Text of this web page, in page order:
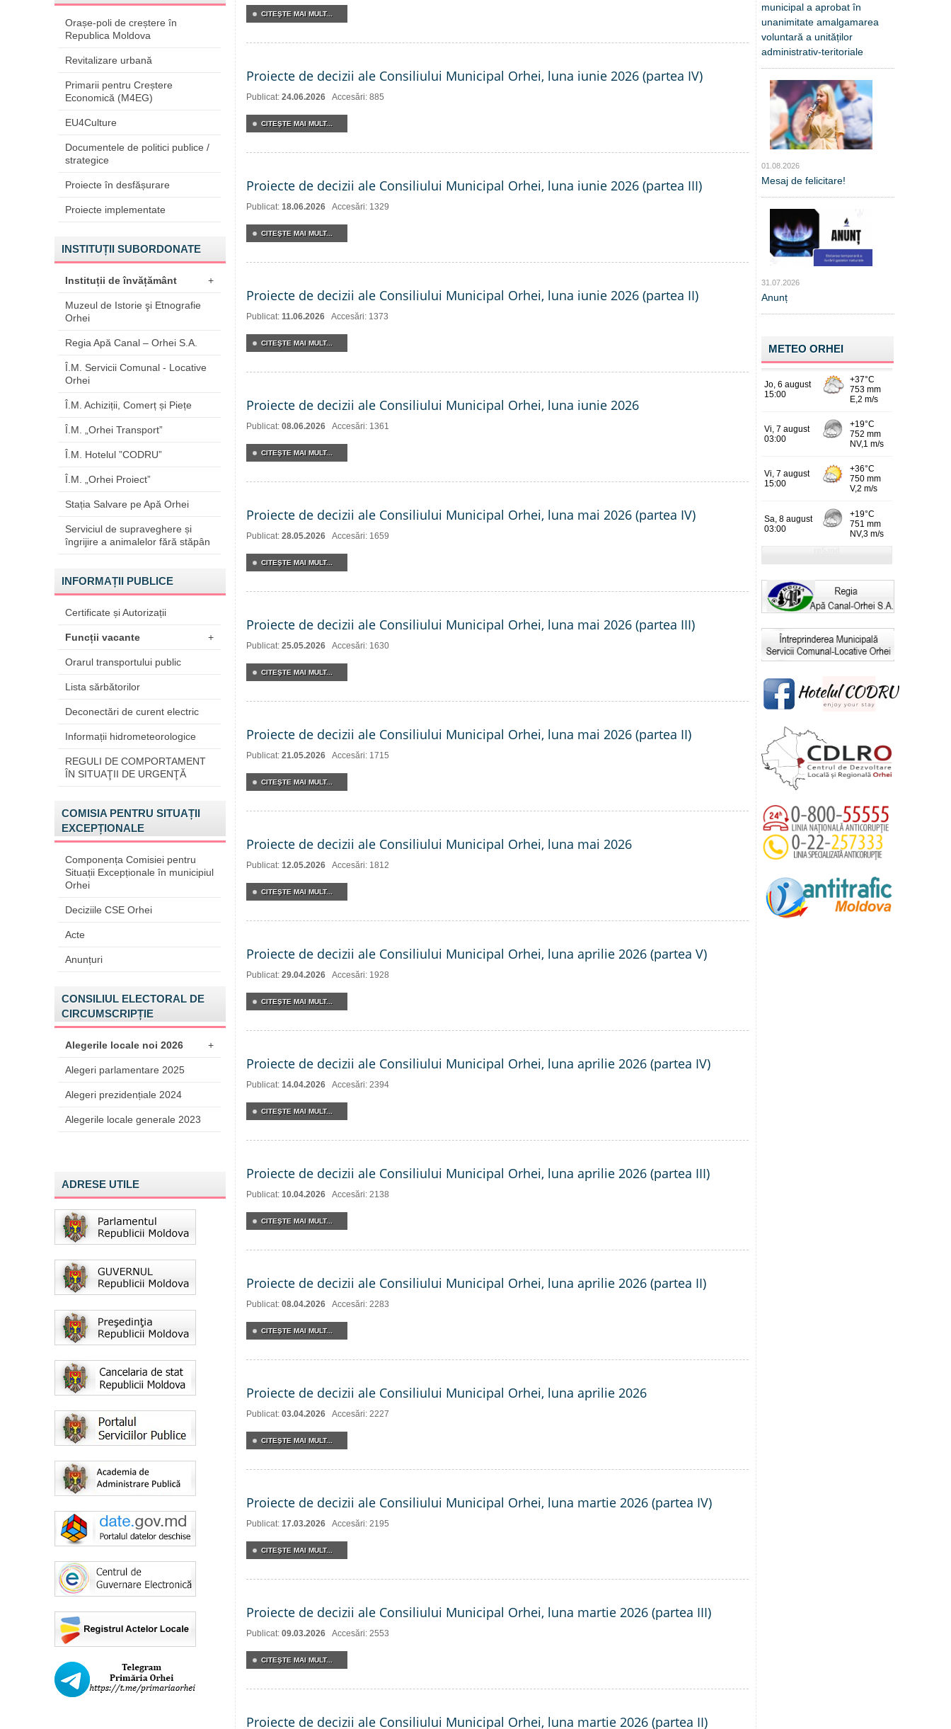
Orașe-poli de creștere în
Republica Moldova
Revitalizare urbană
Primarii pentru Creștere
Economică (M4EG)
EU4Culture
Documentele de politici publice /
strategice
Proiecte în desfășurare
Proiecte implementate
INSTITUȚII SUBORDONATE
Instituții de învățământ +
Muzeul de Istorie şi Etnografie
Orhei
Regia Apă Canal – Orhei S.A.
Î.M. Servicii Comunal - Locative
Orhei
Î.M. Achiziții, Comerț și Piețe
Î.M. „Orhei Transport”
Î.M. Hotelul ”CODRU”
Î.M. „Orhei Proiect”
Stația Salvare pe Apă Orhei
Serviciul de supraveghere și
îngrijire a animalelor fără stăpân
INFORMAȚII PUBLICE
Certificate și Autorizații
Funcții vacante +
Orarul transportului public
Lista sărbătorilor
Deconectări de curent electric
Informații hidrometeorologice
REGULI DE COMPORTAMENT
ÎN SITUAŢII DE URGENŢĂ
COMISIA PENTRU SITUAȚII
EXCEPȚIONALE
Componența Comisiei pentru
Situații Excepționale în municipiul
Orhei
Deciziile CSE Orhei
Acte
Anunțuri
CONSILIUL ELECTORAL DE
CIRCUMSCRIPȚIE
Alegerile locale noi 2026 +
Alegeri parlamentare 2025
Alegeri prezidențiale 2024
Alegerile locale generale 2023
ADRESE UTILE
CITEŞTE MAI MULT...
Proiecte de decizii ale Consiliului Municipal Orhei, luna iunie 2026 (partea IV)
Publicat: 24.06.2026 Accesări: 885
CITEŞTE MAI MULT...
Proiecte de decizii ale Consiliului Municipal Orhei, luna iunie 2026 (partea III)
Publicat: 18.06.2026 Accesări: 1329
CITEŞTE MAI MULT...
Proiecte de decizii ale Consiliului Municipal Orhei, luna iunie 2026 (partea II)
Publicat: 11.06.2026 Accesări: 1373
CITEŞTE MAI MULT...
Proiecte de decizii ale Consiliului Municipal Orhei, luna iunie 2026
Publicat: 08.06.2026 Accesări: 1361
CITEŞTE MAI MULT...
Proiecte de decizii ale Consiliului Municipal Orhei, luna mai 2026 (partea IV)
Publicat: 28.05.2026 Accesări: 1659
CITEŞTE MAI MULT...
Proiecte de decizii ale Consiliului Municipal Orhei, luna mai 2026 (partea III)
Publicat: 25.05.2026 Accesări: 1630
CITEŞTE MAI MULT...
Proiecte de decizii ale Consiliului Municipal Orhei, luna mai 2026 (partea II)
Publicat: 21.05.2026 Accesări: 1715
CITEŞTE MAI MULT...
Proiecte de decizii ale Consiliului Municipal Orhei, luna mai 2026
Publicat: 12.05.2026 Accesări: 1812
CITEŞTE MAI MULT...
Proiecte de decizii ale Consiliului Municipal Orhei, luna aprilie 2026 (partea V)
Publicat: 29.04.2026 Accesări: 1928
CITEŞTE MAI MULT...
Proiecte de decizii ale Consiliului Municipal Orhei, luna aprilie 2026 (partea IV)
Publicat: 14.04.2026 Accesări: 2394
CITEŞTE MAI MULT...
Proiecte de decizii ale Consiliului Municipal Orhei, luna aprilie 2026 (partea III)
Publicat: 10.04.2026 Accesări: 2138
CITEŞTE MAI MULT...
Proiecte de decizii ale Consiliului Municipal Orhei, luna aprilie 2026 (partea II)
Publicat: 08.04.2026 Accesări: 2283
CITEŞTE MAI MULT...
Proiecte de decizii ale Consiliului Municipal Orhei, luna aprilie 2026
Publicat: 03.04.2026 Accesări: 2227
CITEŞTE MAI MULT...
Proiecte de decizii ale Consiliului Municipal Orhei, luna martie 2026 (partea IV)
Publicat: 17.03.2026 Accesări: 2195
CITEŞTE MAI MULT...
Proiecte de decizii ale Consiliului Municipal Orhei, luna martie 2026 (partea III)
Publicat: 09.03.2026 Accesări: 2553
CITEŞTE MAI MULT...
Proiecte de decizii ale Consiliului Municipal Orhei, luna martie 2026 (partea II)
municipal a aprobat în
unanimitate amalgamarea
voluntară a unităților
administrativ-teritoriale
01.08.2026
Mesaj de felicitare!
31.07.2026
Anunț
METEO ORHEI